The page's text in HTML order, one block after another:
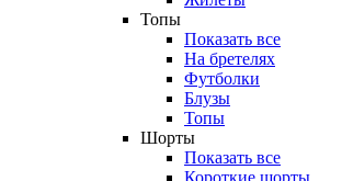
Топы
Показать все
На бретелях
Футболки
Блузы
Топы
Шорты
Показать все
Короткие шорты